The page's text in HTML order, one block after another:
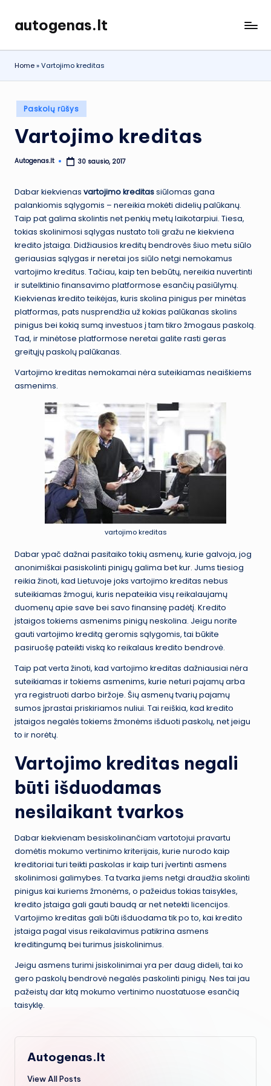
Skip
content
autogenas.lt
Home»Vartojimo kreditas
Posted
in
Paskolų rūšys
Vartojimo kreditas
Posted
Autogenas.lt 30 sausio, 2017
Dabar kiekvienas vartojimo kreditassiūlomas gana
palankiomis sąlygomis – nereikia mokėti didelių palūkanų.
Taip pat galima skolintis net penkių metų laikotarpiui. Tiesa,
tokias skolinimosi sąlygas nustato toli gražu ne kiekviena
kredito įstaiga. Didžiausios kreditų bendrovės šiuo metu siūlo
geriausias sąlygas ir neretai jos siūlo netgi nemokamus
vartojimo kreditus. Tačiau, kaip ten bebūtų, nereikia nuvertinti
ir sutelktinio finansavimo platformose esančių pasiūlymų.
Kiekvienas kredito teikėjas, kuris skolina pinigus per minėtas
platformas, pats nusprendžia už kokias palūkanas skolins
pinigus bei kokią sumą investuos į tam tikro žmogaus paskolą.
Tad, ir minėtose platformose neretai galite rasti geras
greitųjų paskolų palūkanas.
Vartojimo kreditas nemokamai nėra suteikiamas neaiškiems
asmenims.
vartojimo kreditas
Dabar ypač dažnai pasitaiko tokių asmenų, kurie galvoja, jog
anonimiškai pasiskolinti pinigų galima bet kur. Jums tiesiog
reikia žinoti, kad Lietuvoje joks vartojimo kreditas nebus
suteikiamas žmogui, kuris nepateikia visų reikalaujamų
duomenų apie save bei savo finansinę padėtį. Kredito
įstaigos tokiems asmenims pinigų neskolina. Jeigu norite
gauti vartojimo kreditą geromis sąlygomis, tai būkite
pasiruošę pateikti viską ko reikalaus kredito bendrovė.
Taip pat verta žinoti, kad vartojimo kreditas dažniausiai nėra
suteikiamas ir tokiems asmenims, kurie neturi pajamų arba
yra registruoti darbo biržoje. Šių asmenų tvarių pajamų
sumos įprastai priskiriamos nuliui. Tai reiškia, kad kredito
įstaigos negalės tokiems žmonėms išduoti paskolų, net jeigu
to ir norėtų.
Vartojimo kreditas negali
būti išduodamas
nesilaikant tvarkos
Dabar kiekvienam besiskolinančiam vartotojui pravartu
domėtis mokumo vertinimo kriterijais, kurie nurodo kaip
kreditoriai turi teikti paskolas ir kaip turi įvertinti asmens
skolinimosi galimybes. Ta tvarka jiems netgi draudžia skolinti
pinigus kai kuriems žmonėms, o pažeidus tokias taisykles,
kredito įstaiga gali gauti baudą ar net netekti licencijos.
Vartojimo kreditas gali būti išduodama tik po to, kai kredito
įstaiga pagal visus reikalavimus patikrina asmens
kreditingumą bei turimus įsiskolinimus.
Jeigu asmens turimi įsiskolinimai yra per daug dideli, tai ko
gero paskolų bendrovė negalės paskolinti pinigų. Nes tai jau
pažeistų dar kitą mokumo vertinimo nuostatuose esančią
taisyklę.
Autogenas.lt
View All Posts